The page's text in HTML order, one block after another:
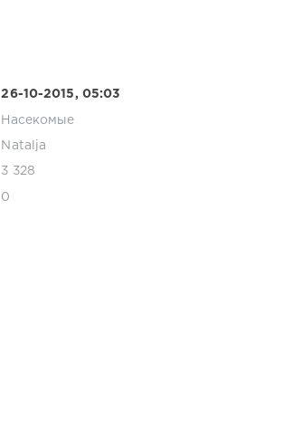
26-10-2015, 05:03
Насекомые
Natalja
3 328
0